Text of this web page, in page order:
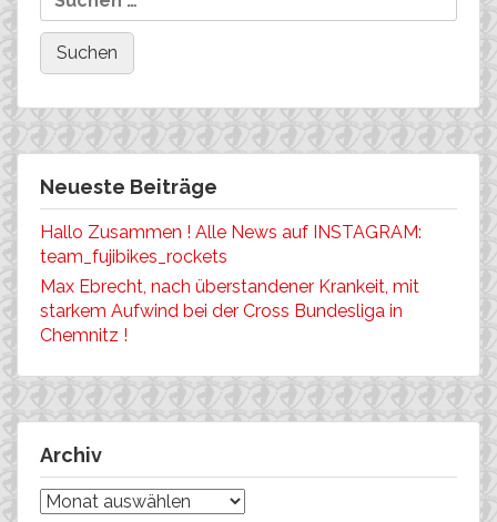
Neueste Beiträge
Hallo Zusammen ! Alle News auf INSTAGRAM:
team_fujibikes_rockets
Max Ebrecht, nach überstandener Krankeit, mit
starkem Aufwind bei der Cross Bundesliga in
Chemnitz !
Archiv
Archiv